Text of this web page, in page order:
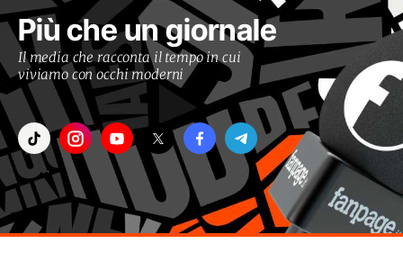
Più che un giornale
Il media che racconta il tempo in cui
viviamo con occhi moderni